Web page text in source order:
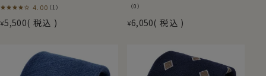
4.00 （1）
¥5,500 税込
（0）
¥6,050 税込